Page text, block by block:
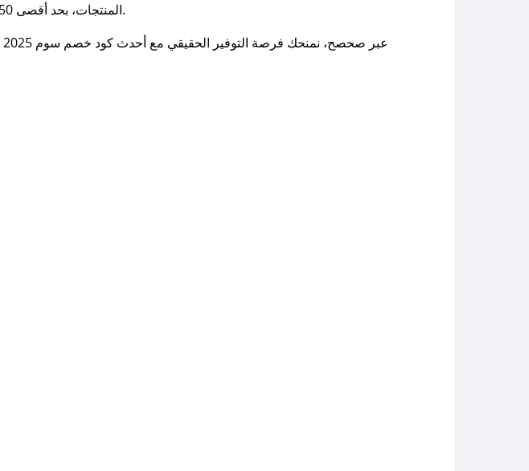
المنتجات، بحد أقصى 50 ريال. الكود يعمل على جميع الطلبات داخل المتجر دون استثناءات، ومتاح للجميع.